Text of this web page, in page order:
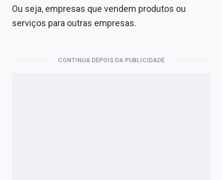
Ou seja, empresas que vendem produtos ou
serviços para outras empresas.
CONTINUA DEPOIS DA PUBLICIDADE